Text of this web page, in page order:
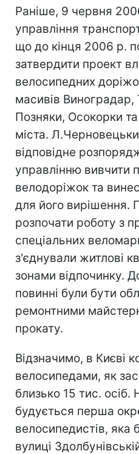
Раніше, 9 червня
управління
що до кінця 2006 р.
затвердити проект
велосипедних
масивів
Позняки, Осокорки
міста.
відповідне
управлінню вивчити
велодоріжок та
для його вирішення.
розпочати роботу з
спеціальних
з'єднували житлові
зонами відпочинку.
повинні були бути
ремонтними
прокату.
Відзначимо, в Києві
велосипедами, як
близько 15 тис. осіб.
будується перша
велосипедистів, яка
вулиці